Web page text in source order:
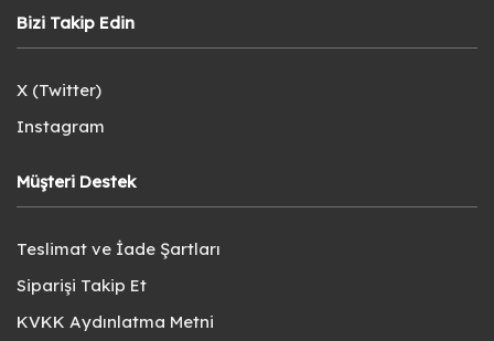
Bizi Takip Edin
X (Twitter)
Instagram
Müşteri Destek
Teslimat ve İade Şartları
Siparişi Takip Et
KVKK Aydınlatma Metni